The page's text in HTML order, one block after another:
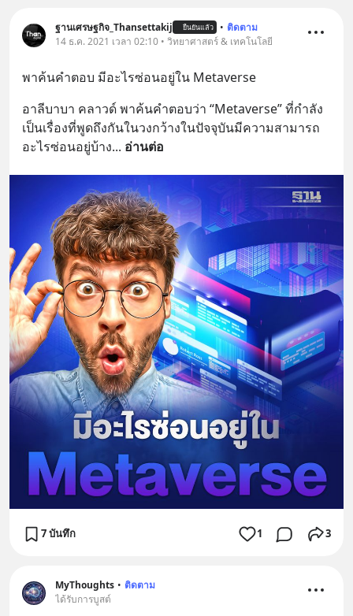
ฐานเศรษฐกิจ_Thansettakij ยืนยันแล้ว • ติดตาม
14 ธ.ค. 2021 เวลา 02:10 • วิทยาศาสตร์ & เทคโนโลยี
พาค้นคำตอบ มีอะไรซ่อนอยู่ใน Metaverse
อาลีบาบา คลาวด์ พาค้นคำตอบว่า “Metaverse” ที่กำลัง
เป็นเรื่องที่พูดถึงกันในวงกว้างในปัจจุบันมีความสามารถ
อะไรซ่อนอยู่บ้าง... อ่านต่อ
7 บันทึก 1 3
MyThoughts • ติดตาม
ได้รับการบูสต์